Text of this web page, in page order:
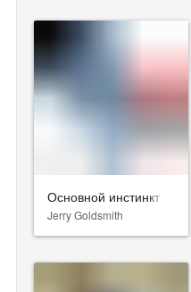
Основной инстинкт
Jerry Goldsmith